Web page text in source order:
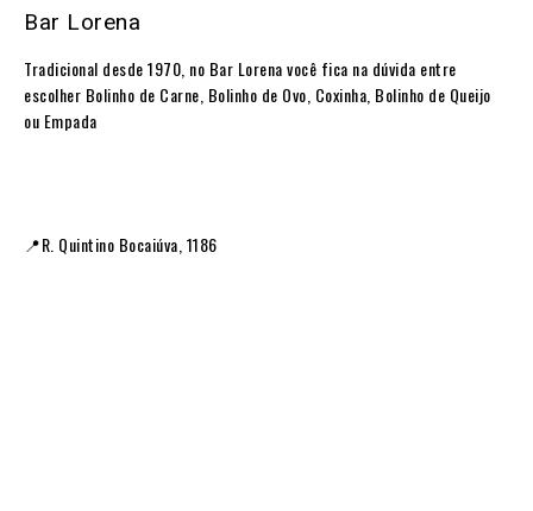
Bar Lorena
Tradicional desde 1970, no Bar Lorena você fica na dúvida entre
escolher Bolinho de Carne, Bolinho de Ovo, Coxinha, Bolinho de Queijo
ou Empada
📍R. Quintino Bocaiúva, 1186